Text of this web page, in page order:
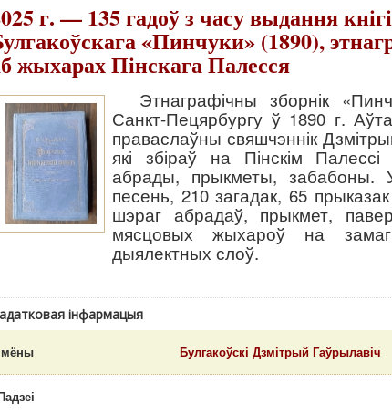
г. — 135 гадоў з часу выдання
«Пинчуки» (1890),
жыхарах Пінскага Палесся
Этнаграфічны зборнік
Санкт-Пецярбургу ў 1890 г.
праваслаўны свяшчэннік
які збіраў на Пінскім Палессі
абрады, прыкметы, забабоны.
песень, 210 загадак, 65
шэраг абрадаў, прыкмет,
мясцовых жыхароў на
дыялектных слоў.
інфармацыя
Булгакоўскі Дзмітрый Гаўрылавіч